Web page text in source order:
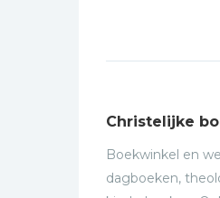
Christelijke
Boekwinkel en
dagboeken,